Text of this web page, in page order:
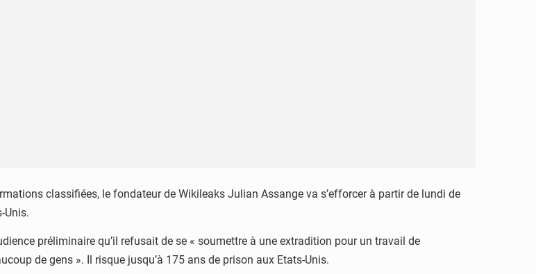
classifiées, le fondateur de Wikileaks Julian Assange va s’efforcer à partir de lundi de
Unis.
préliminaire qu’il refusait de se « soumettre à une extradition pour un travail de
de gens ». Il risque jusqu’à 175 ans de prison aux Etats-Unis.